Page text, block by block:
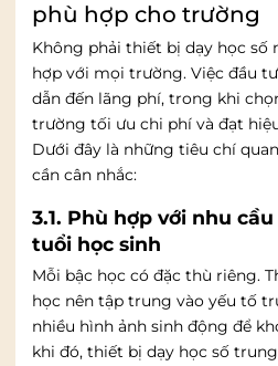
phù hợp cho trường
Không phải thiết bị dạy học số
hợp với mọi trường. Việc đầu
dẫn đến lãng phí, trong khi
trường tối ưu chi phí và đạt
Dưới đây là những tiêu chí
cần cân nhắc:
3.1. Phù hợp với nhu
tuổi học sinh
Mỗi bậc học có đặc thù riêng.
học nên tập trung vào yếu tố
nhiều hình ảnh sinh động để
khi đó, thiết bị dạy học số